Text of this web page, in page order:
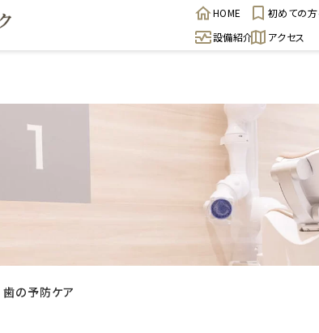
HOME 初めての
設備紹介
アクセス
歯の予防ケア